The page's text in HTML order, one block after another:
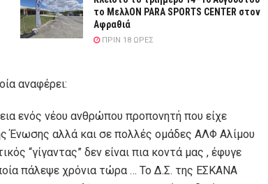
το ΜελλΟΝ PARA SPORTS CENTER στον
Αφραθιά
ΠΡΙΝ 18 ΏΡΕΣ
αναφέρει:
ενός νέου ανθρώπου προπονητή που είχε
Ένωσης αλλά και σε πολλές ομάδες ΑΛΦ Αλίμου
“γίγαντας” δεν είναι πια κοντά μας , έφυγε
πάλεψε χρόνια τώρα … Το Δ.Σ. της ΕΣΚΑΝΑ